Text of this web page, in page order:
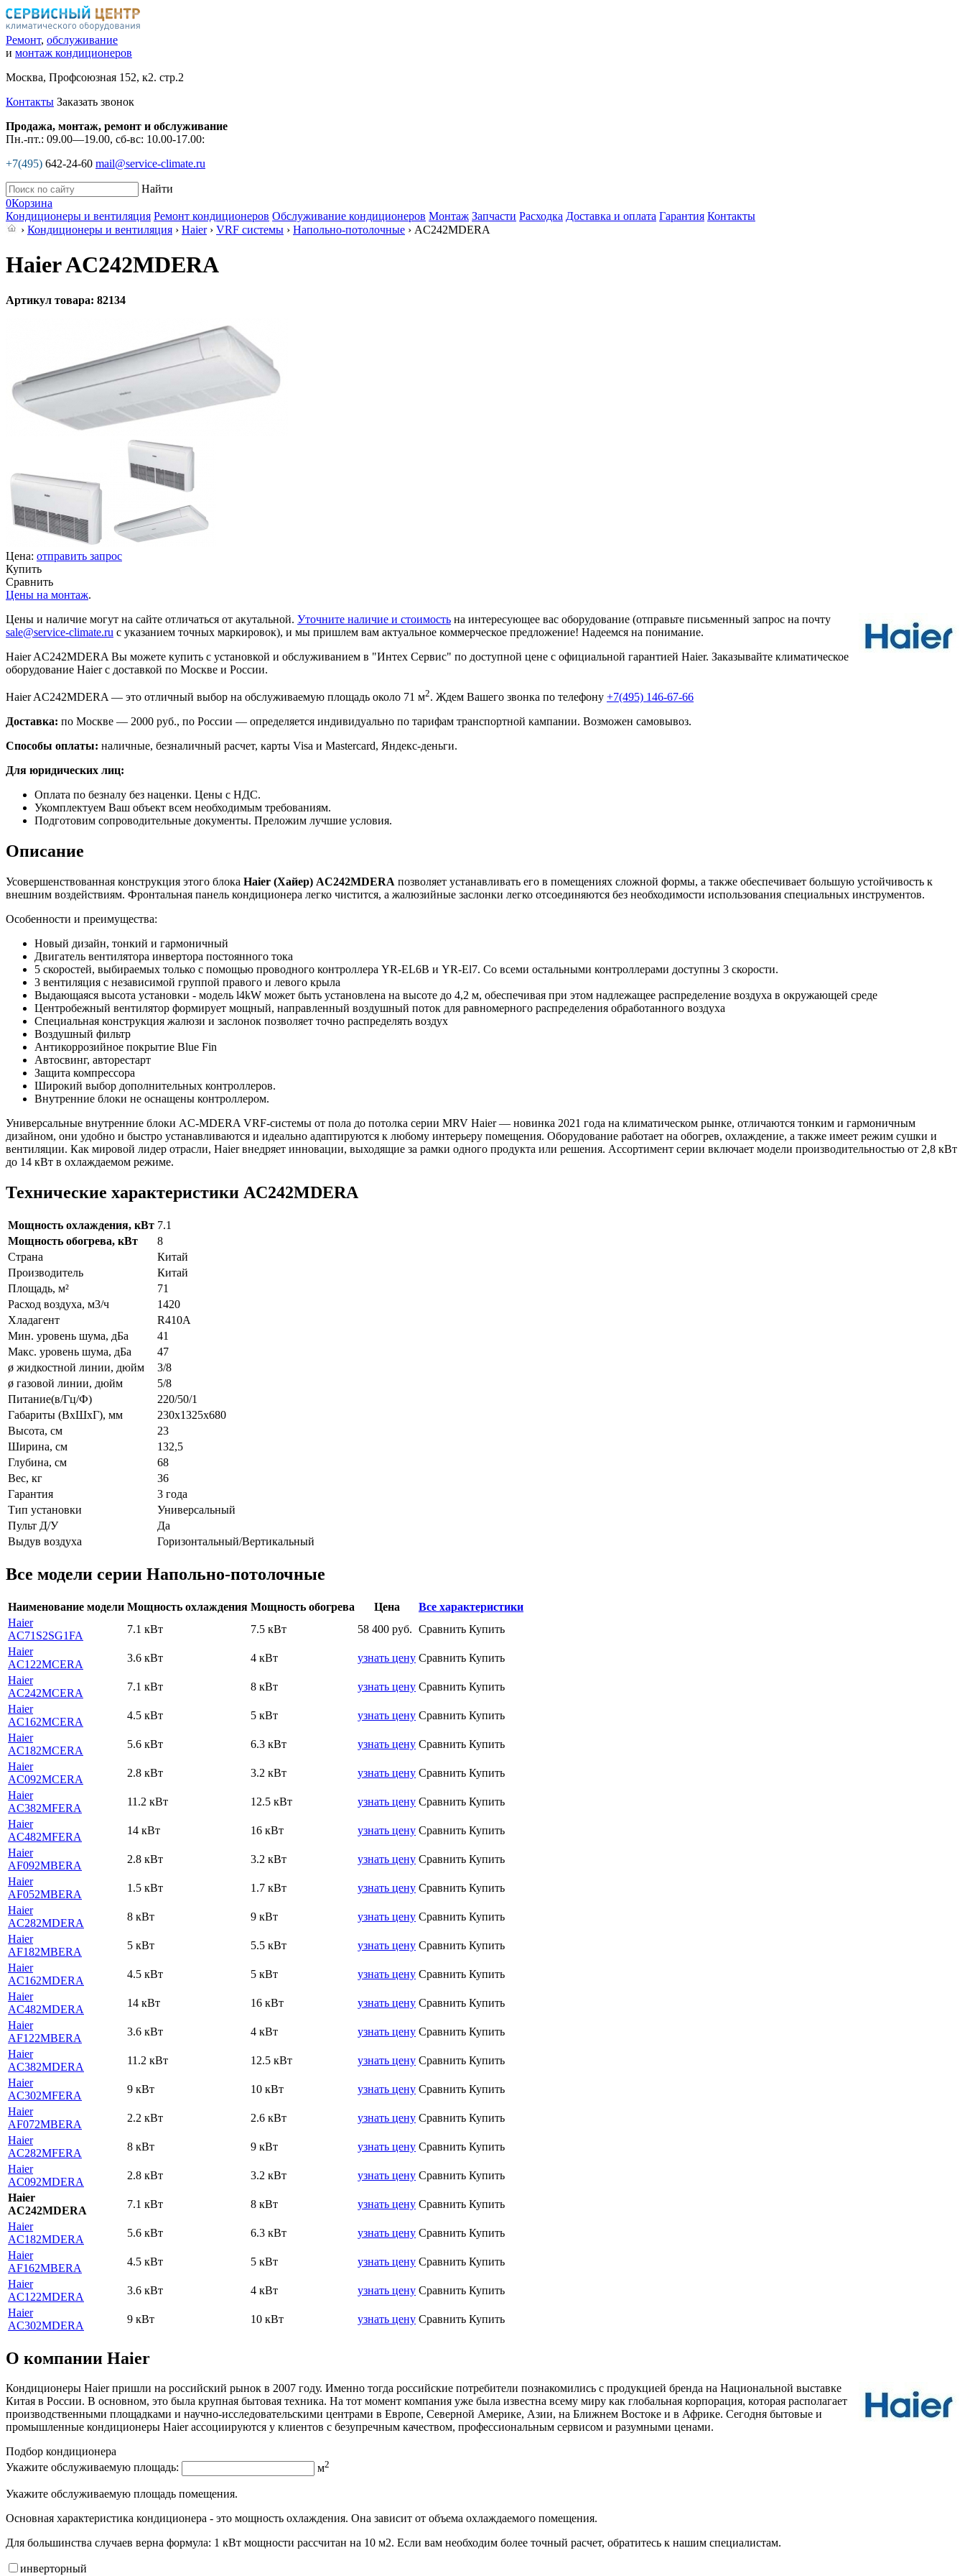
Ремонт, обслуживание
и монтаж кондиционеров
Москва, Профсоюзная 152, к2. стр.2
Контакты Заказать звонок
Продажа, монтаж, ремонт и обслуживание
Пн.-пт.: 09.00—19.00, сб-вс: 10.00-17.00:
+7(495) 642-24-60 mail@service-climate.ru
Найти
0Корзина
Кондиционеры и вентиляция Ремонт кондиционеров Обслуживание кондиционеров Монтаж Запчасти Расходка Доставка и оплата Гарантия Контакты
› Кондиционеры и вентиляция › Haier› VRF системы › Напольно-потолочные › AC242MDERA
Haier AC242MDERA
Артикул товара: 82134
Цена: отправить запрос
Купить
Сравнить
Цены на монтаж.
Цены и наличие могут на сайте отличаться от акутальной. Уточните наличие и стоимость на интересующее вас оборудование (отправьте письменный запрос на почту
sale@service-climate.ru с указанием точных маркировок), и мы пришлем вам актуальное коммерческое предложение! Надеемся на понимание.
Haier AC242MDERA Вы можете купить с установкой и обслуживанием в "Интех Сервис" по доступной цене с официальной гарантией Haier. Заказывайте климатическое
оборудование Haier с доставкой по Москве и России.
Haier AC242MDERA — это отличный выбор на обслуживаемую площадь около 71 м2. Ждем Вашего звонка по телефону +7(495) 146-67-66
Доставка: по Москве — 2000 руб., по России — определяется индивидуально по тарифам транспортной кампании. Возможен самовывоз.
Способы оплаты: наличные, безналичный расчет, карты Visa и Mastercard, Яндекс-деньги.
Для юридических лиц:
Оплата по безналу без наценки. Цены с НДС.
Укомплектуем Ваш объект всем необходимым требованиям.
Подготовим сопроводительные документы. Преложим лучшие условия.
Описание
Усовершенствованная конструкция этого блока Haier (Хайер) AC242MDERA позволяет устанавливать его в помещениях сложной формы, а также обеспечивает большую устойчивость к
внешним воздействиям. Фронтальная панель кондиционера легко чистится, а жалюзийные заслонки легко отсоединяются без необходимости использования специальных инструментов.
Особенности и преимущества:
Новый дизайн, тонкий и гармоничный
Двигатель вентилятора инвертора постоянного тока
5 скоростей, выбираемых только с помощью проводного контроллера YR-EL6B и YR-El7. Со всеми остальными контроллерами доступны 3 скорости.
3 вентиляция с независимой группой правого и левого крыла
Выдающаяся высота установки - модель l4kW может быть установлена на высоте до 4,2 м, обеспечивая при этом надлежащее распределение воздуха в окружающей среде
Центробежный вентилятор формирует мощный, направленный воздушный поток для равномерного распределения обработанного воздуха
Специальная конструкция жалюзи и заслонок позволяет точно распределять воздух
Воздушный фильтр
Антикоррозийное покрытие Blue Fin
Автосвинг, авторестарт
Защита компрессора
Широкий выбор дополнительных контроллеров.
Внутренние блоки не оснащены контроллером.
Универсальные внутренние блоки AC-MDERA VRF-системы от пола до потолка серии MRV Haier — новинка 2021 года на климатическом рынке, отличаются тонким и гармоничным
дизайном, они удобно и быстро устанавливаются и идеально адаптируются к любому интерьеру помещения. Оборудование работает на обогрев, охлаждение, а также имеет режим сушки и
вентиляции. Как мировой лидер отрасли, Haier внедряет инновации, выходящие за рамки одного продукта или решения. Ассортимент серии включает модели производительностью от 2,8 кВт
до 14 кВт в охлаждаемом режиме.
Технические характеристики AC242MDERA
Мощность охлаждения, кВт 7.1
Мощность обогрева, кВт
8
Страна
Китай
Производитель
Китай
Площадь, м²
71
Расход воздуха, м3/ч
1420
Хладагент
R410A
Мин. уровень шума, дБа
41
Макс. уровень шума, дБа
47
ø жидкостной линии, дюйм
3/8
ø газовой линии, дюйм
5/8
Питание(в/Гц/Ф)
220/50/1
Габариты (ВxШxГ), мм
230х1325х680
Высота, см
23
Ширина, см
132,5
Глубина, см
68
Вес, кг
36
Гарантия
3 года
Тип установки
Универсальный
Пульт Д/У
Да
Выдув воздуха
Горизонтальный/Вертикальный
Все модели серии Напольно-потолочные
Наименование модели Мощность охлаждения Мощность обогрева Цена
Все характеристики
Haier
AC71S2SG1FA
7.1 кВт 7.5 кВт 58 400 руб. Сравнить Купить
Haier
AC122MCERA
3.6 кВт 4 кВт узнать цену Сравнить Купить
Haier
AC242MCERA
7.1 кВт 8 кВт узнать цену Сравнить Купить
Haier
AC162MCERA
4.5 кВт 5 кВт узнать цену Сравнить Купить
Haier
AC182MCERA
5.6 кВт 6.3 кВт узнать цену Сравнить Купить
Haier
AC092MCERA
2.8 кВт 3.2 кВт узнать цену Сравнить Купить
Haier
AC382MFERA
11.2 кВт 12.5 кВт узнать цену Сравнить Купить
Haier
AC482MFERA
14 кВт 16 кВт узнать цену Сравнить Купить
Haier
AF092MBERA
2.8 кВт 3.2 кВт узнать цену Сравнить Купить
Haier
AF052MBERA
1.5 кВт 1.7 кВт узнать цену Сравнить Купить
Haier
AC282MDERA
8 кВт 9 кВт узнать цену Сравнить Купить
Haier
AF182MBERA
5 кВт 5.5 кВт узнать цену Сравнить Купить
Haier
AC162MDERA
4.5 кВт 5 кВт узнать цену Сравнить Купить
Haier
AC482MDERA
14 кВт 16 кВт узнать цену Сравнить Купить
Haier
AF122MBERA
3.6 кВт 4 кВт узнать цену Сравнить Купить
Haier
AC382MDERA
11.2 кВт 12.5 кВт узнать цену Сравнить Купить
Haier
AC302MFERA
9 кВт 10 кВт узнать цену Сравнить Купить
Haier
AF072MBERA
2.2 кВт 2.6 кВт узнать цену Сравнить Купить
Haier
AC282MFERA
8 кВт 9 кВт узнать цену Сравнить Купить
Haier
AC092MDERA
2.8 кВт 3.2 кВт узнать цену Сравнить Купить
Haier
AC242MDERA
7.1 кВт 8 кВт узнать цену Сравнить Купить
Haier
AC182MDERA
5.6 кВт 6.3 кВт узнать цену Сравнить Купить
Haier
AF162MBERA
4.5 кВт 5 кВт узнать цену Сравнить Купить
Haier
AC122MDERA
3.6 кВт 4 кВт узнать цену Сравнить Купить
Haier
AC302MDERA
9 кВт 10 кВт узнать цену Сравнить Купить
О компании Haier
Кондиционеры Haier пришли на российский рынок в 2007 году. Именно тогда российские потребители познакомились с продукцией бренда на Национальной выставке
Китая в России. В основном, это была крупная бытовая техника. На тот момент компания уже была известна всему миру как глобальная корпорация, которая располагает
производственными площадками и научно-исследовательскими центрами в Европе, Северной Америке, Азии, на Ближнем Востоке и в Африке. Сегодня бытовые и
промышленные кондиционеры Haier ассоциируются у клиентов с безупречным качеством, профессиональным сервисом и разумными ценами.
Подбор кондиционера
Укажите обслуживаемую площадь:
м2
Укажите обслуживаемую площадь помещения.
Основная характеристика кондиционера - это мощность охлаждения. Она зависит от объема охлаждаемого помещения.
Для большинства случаев верна формула: 1 кВт мощности рассчитан на 10 м2. Если вам необходим более точный расчет, обратитесь к нашим специалистам.
инверторный